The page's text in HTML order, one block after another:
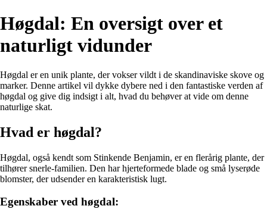
Høgdal: En oversigt over et
naturligt vidunder
Høgdal er en unik plante, der vokser vildt i de skandinaviske skove og
marker. Denne artikel vil dykke dybere ned i den fantastiske verden af
høgdal og give dig indsigt i alt, hvad du behøver at vide om denne
naturlige skat.
Hvad er høgdal?
Høgdal, også kendt som Stinkende Benjamin, er en flerårig plante, der
tilhører snerle-familien. Den har hjerteformede blade og små lyserøde
blomster, der udsender en karakteristisk lugt.
Egenskaber ved høgdal: